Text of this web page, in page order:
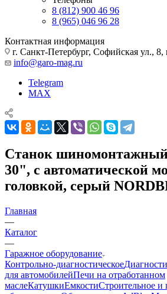
8 (812) 900 46 96
8 (965) 046 96 28
Контактная информация
г. Санкт-Петербург, Софийская ул., 8,
info@garo-mag.ru
Telegram
MAX
Станок шиномонтажный
30", с автоматической
головкой, серый
Главная
—
Каталог
—
Гаражное оборудование
Контрольно-диагностическое
для автомобилейПечи на отработанном
маслеКатушкиЕмкостиСтроительное и